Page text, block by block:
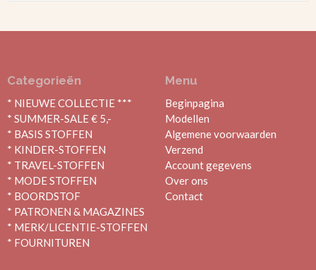
Categorieën
* NIEUWE COLLECTIE ***
* SUMMER-SALE € 5,-
* BASIS STOFFEN
* KINDER-STOFFEN
* TRAVEL-STOFFEN
* MODE STOFFEN
* BOORDSTOF
* PATRONEN & MAGAZINES
* MERK/LICENTIE-STOFFEN
* FOURNITUREN
Menu
Beginpagina
Modellen
Algemene voorwaarden
Verzend
Account gegevens
Over ons
Contact